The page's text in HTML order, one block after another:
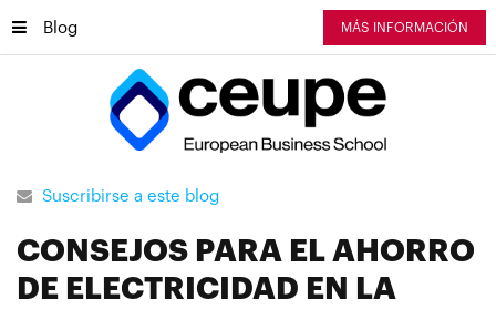
Blog MÁS INFORMACIÓN
Suscribirse a este blog
CONSEJOS PARA EL AHORRO
DE ELECTRICIDAD EN LA